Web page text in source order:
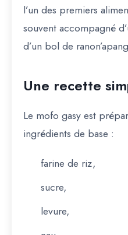
l’un des premiers
souvent accompagné
d’un bol de
Une recette
Le mofo gasy est
ingrédients de base :
farine de riz,
sucre,
levure,